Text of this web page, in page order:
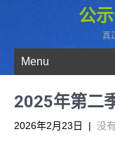
公
真
Menu
2025年第二
2026年2月23日 | 没